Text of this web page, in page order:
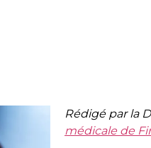
Rédigé par la D
médicale de